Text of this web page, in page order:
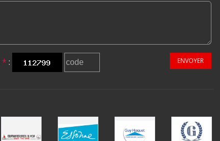
* : ENVOYER